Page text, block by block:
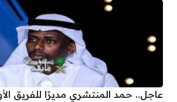
عاجل.. حمد المنتشري مديرًا للفريق